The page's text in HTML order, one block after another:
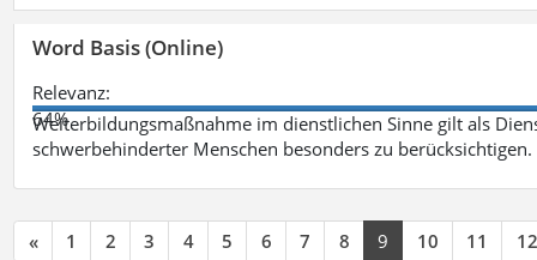
Word Basis (Online)
Relevanz:
64%
Weiterbildungsmaßnahme im dienstlichen Sinne gilt als
schwerbehinderter Menschen besonders zu berücksichtigen.
« 1 2 3 4 5 6 7 8 9 10 11 12